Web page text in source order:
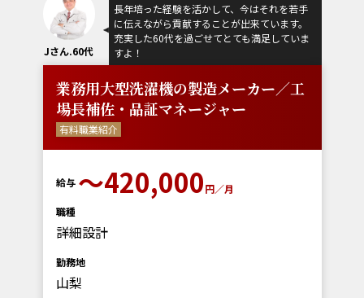
Jさん.60代
長年培った経験を活かして、今はそれを若手
に伝えながら貢献することが出来ています。
充実した60代を過ごせてとても満足していま
すよ！
業務用大型洗濯機の製造メーカー／工
場長補佐・品証マネージャー
有料職業紹介
給与 〜420,000円／月
職種
詳細設計
勤務地
山梨